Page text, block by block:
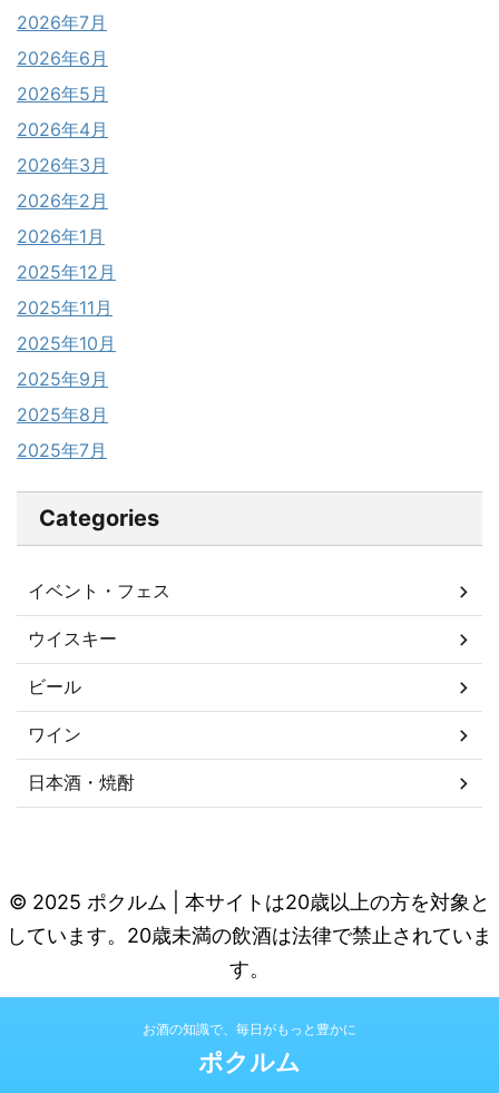
2026年7月
2026年6月
2026年5月
2026年4月
2026年3月
2026年2月
2026年1月
2025年12月
2025年11月
2025年10月
2025年9月
2025年8月
2025年7月
Categories
イベント・フェス
ウイスキー
ビール
ワイン
日本酒・焼酎
© 2025 ポクルム | 本サイトは20歳以上の方を対象と
しています。20歳未満の飲酒は法律で禁止されていま
す。
お酒の知識で、毎日がもっと豊かに
ポクルム